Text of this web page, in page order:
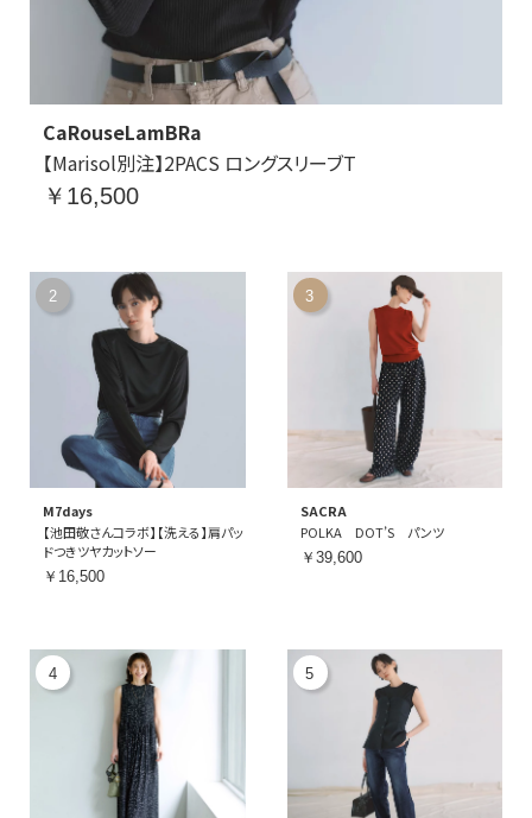
CaRouseLamBRa
【Marisol別注】2PACS ロングスリーブT
￥16,500
M7days
【池田敬さんコラボ】【洗える】肩パッ
ドつきツヤカットソー
￥16,500
SACRA
POLKA DOT’S パンツ
￥39,600